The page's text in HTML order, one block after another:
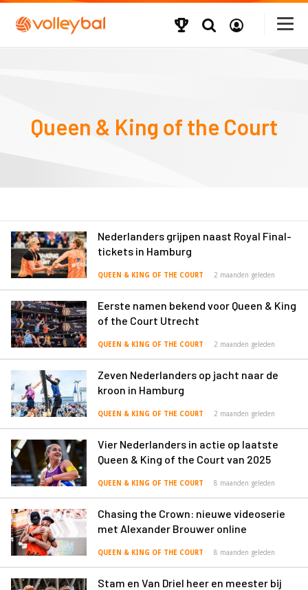
Queen & King of the Court
Nederlanders grijpen naast Royal Final-
tickets in Hamburg
QUEEN & KING OF THE COURT 2 maanden geleden
Eerste namen bekend voor Queen & King
of the Court Utrecht
QUEEN & KING OF THE COURT 2 maanden geleden
Zeven Nederlanders op jacht naar de
kroon in Hamburg
QUEEN & KING OF THE COURT 2 maanden geleden
Vier Nederlanders in actie op laatste
Queen & King of the Court van 2025
QUEEN & KING OF THE COURT 8 maanden geleden
Chasing the Crown: nieuwe videoserie
met Alexander Brouwer online
QUEEN & KING OF THE COURT 8 maanden geleden
Stam en Van Driel heer en meester bij